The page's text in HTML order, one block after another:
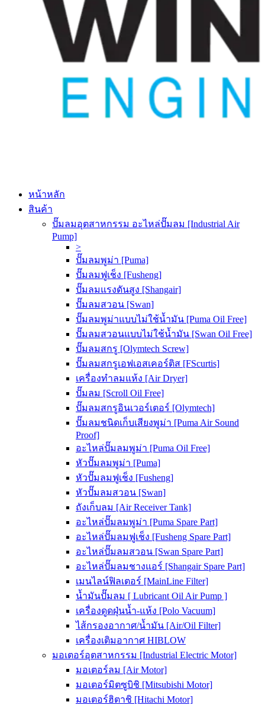
หน้าหลัก
สินค้า
ปั๊มลมอุตสาหกรรม อะไหล่ปั๊มลม [Industrial Air
Pump]
>
ปั๊มลมพูม่า [Puma]
ปั๊มลมฟูเช็ง [Fusheng]
ปั๊มลมแรงดันสูง [Shangair]
ปั๊มลมสวอน [Swan]
ปั๊มลมพูม่าแบบไม่ใช้น้ำมัน [Puma Oil Free]
ปั๊มลมสวอนแบบไม่ใช้น้ำมัน [Swan Oil Free]
ปั๊มลมสกรู [Olymtech Screw]
ปั๊มลมสกรูเอฟเอสเคอร์ติส [FScurtis]
เครื่องทำลมแห้ง [Air Dryer]
ปั๊มลม [Scroll Oil Free]
ปั๊มลมสกรูอินเวอร์เตอร์ [Olymtech]
ปั๊มลมชนิดเก็บเสียงพูม่า [Puma Air Sound
Proof]
อะไหล่ปั๊มลมพูม่า [Puma Oil Free]
หัวปั๊มลมพูม่า [Puma]
หัวปั๊มลมฟูเช็ง [Fusheng]
หัวปั๊มลมสวอน [Swan]
ถังเก็บลม [Air Receiver Tank]
อะไหล่ปั๊มลมพูม่า [Puma Spare Part]
อะไหล่ปั๊มลมฟูเช็ง [Fusheng Spare Part]
อะไหล่ปั๊มลมสวอน [Swan Spare Part]
อะไหล่ปั๊มลมชางแอร์ [Shangair Spare Part]
เมนไลน์ฟิลเตอร์ [MainLine Filter]
น้ำมันปั๊มลม [ Lubricant Oil Air Pump ]
เครื่องดูดฝุ่นน้ำ-แห้ง [Polo Vacuum]
ไส้กรองอากาศ/น้ำมัน [Air/Oil Filter]
เครื่องเติมอากาศ HIBLOW
มอเตอร์อุตสาหกรรม [Industrial Electric Motor]
มอเตอร์ลม [Air Motor]
มอเตอร์มิตซูบิชิ [Mitsubishi Motor]
มอเตอร์ฮิตาชิ [Hitachi Motor]